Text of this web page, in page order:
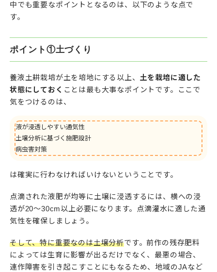
中でも重要なポイントとなるのは、以下のような点で
す。
ポイント①土づくり
養液土耕栽培が土を培地にする以上、 土を栽培に適した
状態にしておく ことは最も大事なポイントです。ここで
気をつけるのは、
液が浸透しやすい通気性
土壌分析に基づく施肥設計
病虫害対策
は確実に行わなければいけないということです。
点滴された液肥が均等に土壌に浸透するには、横への浸
透が20〜30cm以上必要になります。点滴灌水に適した通
気性を確保しましょう。
そして、特に重要なのは土壌分析です。前作の残存肥料
によっては生育に影響が出るだけでなく、最悪の場合、
連作障害を引き起こすことにもなるため、地域のJAなど